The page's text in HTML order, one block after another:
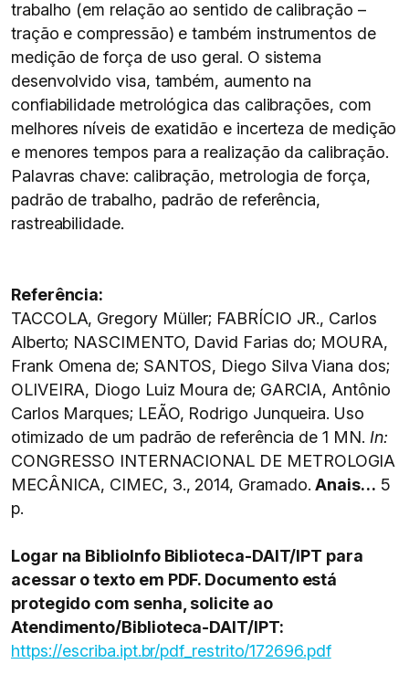
trabalho (em relação ao sentido de calibração –
tração e compressão) e também instrumentos de
medição de força de uso geral. O sistema
desenvolvido visa, também, aumento na
confiabilidade metrológica das calibrações, com
melhores níveis de exatidão e incerteza de medição
e menores tempos para a realização da calibração.
Palavras chave: calibração, metrologia de força,
padrão de trabalho, padrão de referência,
rastreabilidade.
Referência:
TACCOLA, Gregory Müller; FABRÍCIO JR., Carlos
Alberto; NASCIMENTO, David Farias do; MOURA,
Frank Omena de; SANTOS, Diego Silva Viana dos;
OLIVEIRA, Diogo Luiz Moura de; GARCIA, Antônio
Carlos Marques; LEÃO, Rodrigo Junqueira. Uso
otimizado de um padrão de referência de 1 MN. In:
CONGRESSO INTERNACIONAL DE METROLOGIA
MECÂNICA, CIMEC, 3., 2014, Gramado.Anais… 5
p.
Logar na BiblioInfo Biblioteca-DAIT/IPT para
acessar o texto em PDF. Documento está
protegido com senha, solicite ao
Atendimento/Biblioteca-DAIT/IPT:
https://escriba.ipt.br/pdf_restrito/172696.pdf